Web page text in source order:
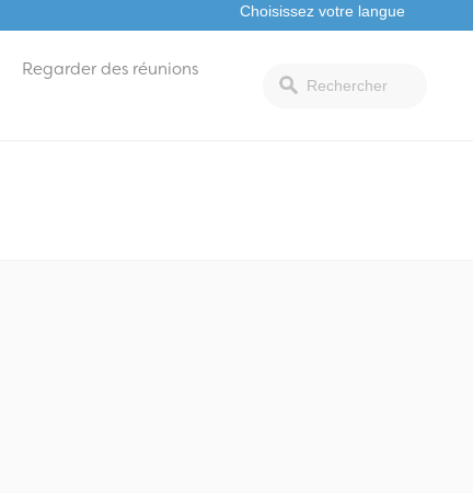
Regarder des réunions